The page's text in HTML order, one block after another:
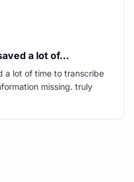
a lot of…
a lot of time to transcribe
missing. truly